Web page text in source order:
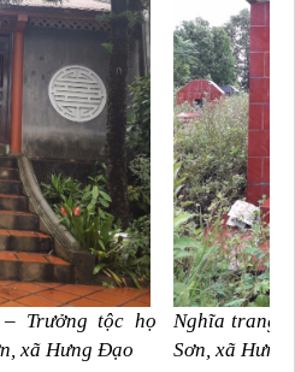
Trưởng tộc họ
xã Hưng Đạo
Nghĩa trang
Sơn, xã